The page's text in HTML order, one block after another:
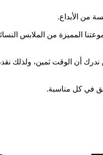
من الأبداع.
المميزة من الملابس
أن الوقت ثمين، ولذلك
في كل مناسبة.